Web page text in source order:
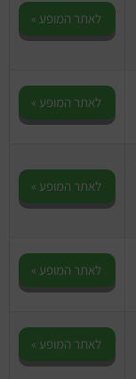
לאתר המופע »
לאתר המופע »
לאתר המופע »
לאתר המופע »
לאתר המופע »